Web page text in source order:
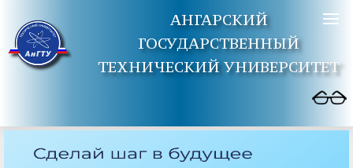
АНГАРСКИЙ
ГОСУДАРСТВЕННЫЙ
ТЕХНИЧЕСКИЙ УНИВЕРСИТЕТ